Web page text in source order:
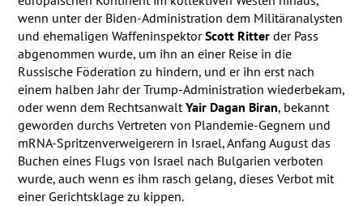
wenn unter der Biden-Administration dem Militäranalysten
und ehemaligen WaffeninspektorScott Ritterder Pass
abgenommen wurde, um ihn an einer Reise in die
Russische Föderation zu hindern, und er ihn erst nach
einem halben Jahr der Trump-Administration wiederbekam,
oder wenn dem RechtsanwaltYair Dagan Biran, bekannt
geworden durchs Vertreten von Plandemie-Gegnern und
mRNA-Spritzenverweigerern in Israel, Anfang August das
Buchen eines Flugs von Israel nach Bulgarien verboten
wurde, auch wenn es ihm rasch gelang, dieses Verbot mit
einer Gerichtsklage zu kippen.